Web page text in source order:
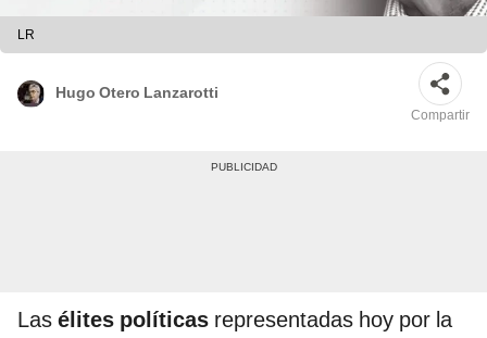
LR
Hugo Otero Lanzarotti
Compartir
Las élites políticas representadas hoy por la